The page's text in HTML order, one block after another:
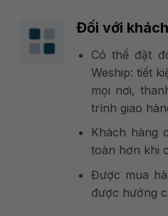
Đối với
Có thể đặt
Weship: tiết
mọi nơi,
trình giao
Khách hàng
toàn hơn khi
Được mua
được hưởng